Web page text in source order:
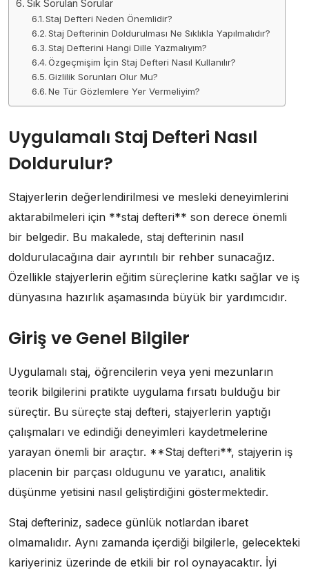
Sık Sorulan Sorular
Staj Defteri Neden Önemlidir?
Staj Defterinin Doldurulması Ne Sıklıkla Yapılmalıdır?
Staj Defterini Hangi Dille Yazmalıyım?
Özgeçmişim İçin Staj Defteri Nasıl Kullanılır?
Gizlilik Sorunları Olur Mu?
Ne Tür Gözlemlere Yer Vermeliyim?
Uygulamalı Staj Defteri Nasıl
Doldurulur?
Stajyerlerin değerlendirilmesi ve mesleki deneyimlerini
aktarabilmeleri için **staj defteri** son derece önemli
bir belgedir. Bu makalede, staj defterinin nasıl
doldurulacağına dair ayrıntılı bir rehber sunacağız.
Özellikle stajyerlerin eğitim süreçlerine katkı sağlar ve iş
dünyasına hazırlık aşamasında büyük bir yardımcıdır.
Giriş ve Genel Bilgiler
Uygulamalı staj, öğrencilerin veya yeni mezunların
teorik bilgilerini pratikte uygulama fırsatı bulduğu bir
süreçtir. Bu süreçte staj defteri, stajyerlerin yaptığı
çalışmaları ve edindiği deneyimleri kaydetmelerine
yarayan önemli bir araçtır. **Staj defteri**, stajyerin iş
placenin bir parçası oldugunu ve yaratıcı, analitik
düşünme yetisini nasıl geliştirdiğini göstermektedir.
Staj defteriniz, sadece günlük notlardan ibaret
olmamalıdır. Aynı zamanda içerdiği bilgilerle, gelecekteki
kariyeriniz üzerinde de etkili bir rol oynayacaktır. İyi